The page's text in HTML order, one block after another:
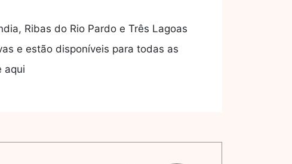
Ribas do Rio Pardo e Três Lagoas
e estão disponíveis para todas as
aqui